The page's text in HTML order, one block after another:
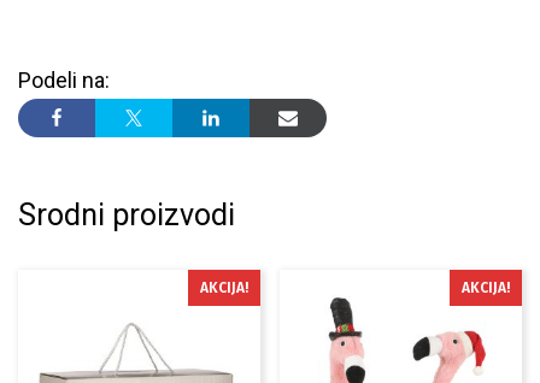
Podeli na:
Srodni proizvodi
AKCIJA! AKCIJA!